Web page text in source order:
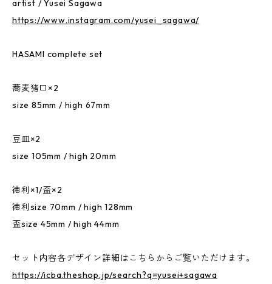
artist / Yusei Sagawa
https://www.instagram.com/yusei_sagawa/
HASAMI complete set
蕎麦猪口×2
size 85mm / high 67mm
豆皿×2
size 105mm / high 20mm
徳利×1/盃×2
徳利size 70mm / high 128mm
盃size 45mm / high 44mm
セット内容各デザイン詳細はこちらからご覧いただけます。
https://icba.theshop.jp/search?q=yusei+sagawa